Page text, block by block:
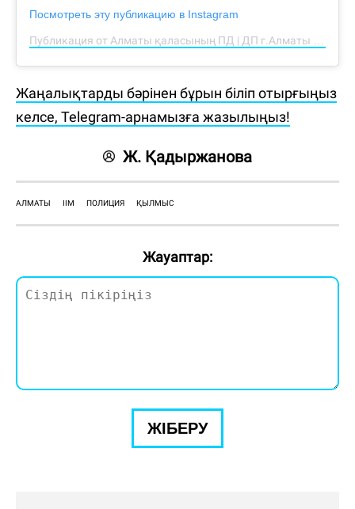
Посмотреть эту публикацию в Instagram
Жаңалықтарды бәрінен бұрын біліп отырғыңыз
келсе, Telegram-арнамызға жазылыңыз!
Ж. Қадыржанова
АЛМАТЫ ІІМ ПОЛИЦИЯ ҚЫЛМЫС
Жауаптар:
ЖІБЕРУ